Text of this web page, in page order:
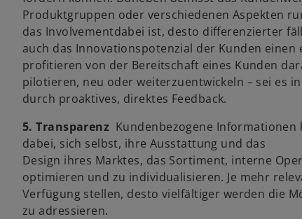
Produktgruppen oder verschiedenen Aspekten
das Involvementdabei ist, desto differenzierter
auch das Innovationspotenzial der Kunden
profitieren von der Bereitschaft eines Kunden
pilotieren, neu oder weiterzuentwickeln – sei es
durch proaktives, direktes Feedback.
5. Transparenz Kundenbezogene
dabei, sich selbst, ihre Ausstattung und das
Design ihres Marktes, das Sortiment, interne
optimieren und zu individualisieren. Je mehr
Verfügung stellen, desto vielfältiger werden die
zu adressieren.